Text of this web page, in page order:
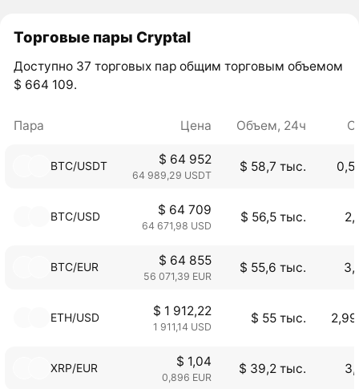
Торговые пары Cryptal
Доступно 37 торговых пар общим торговым объемом
$ 664 109.
Пара Цена Объем, 24ч
BTC/USDT $ 64 952
64 989,29 USDT
$ 58,7 тыс.
BTC/USD $ 64 709
64 671,98 USD
$ 56,5 тыс.
BTC/EUR $ 64 855
56 071,39 EUR
$ 55,6 тыс.
ETH/USD $ 1 912,22
1 911,14 USD
$ 55 тыс.
XRP/EUR $ 1,04
0,896 EUR
$ 39,2 тыс.